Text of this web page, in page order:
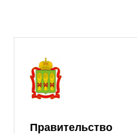
Правительство